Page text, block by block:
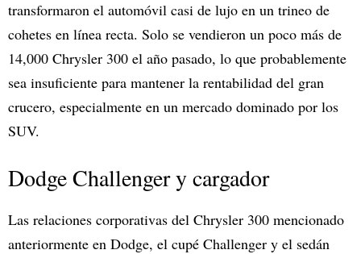
transformaron el automóvil casi de lujo en un trineo de
cohetes en línea recta. Solo se vendieron un poco más de
14,000 Chrysler 300 el año pasado, lo que probablemente
sea insuficiente para mantener la rentabilidad del gran
crucero, especialmente en un mercado dominado por los
SUV.
Dodge Challenger y cargador
Las relaciones corporativas del Chrysler 300 mencionado
anteriormente en Dodge, el cupé Challenger y el sedán